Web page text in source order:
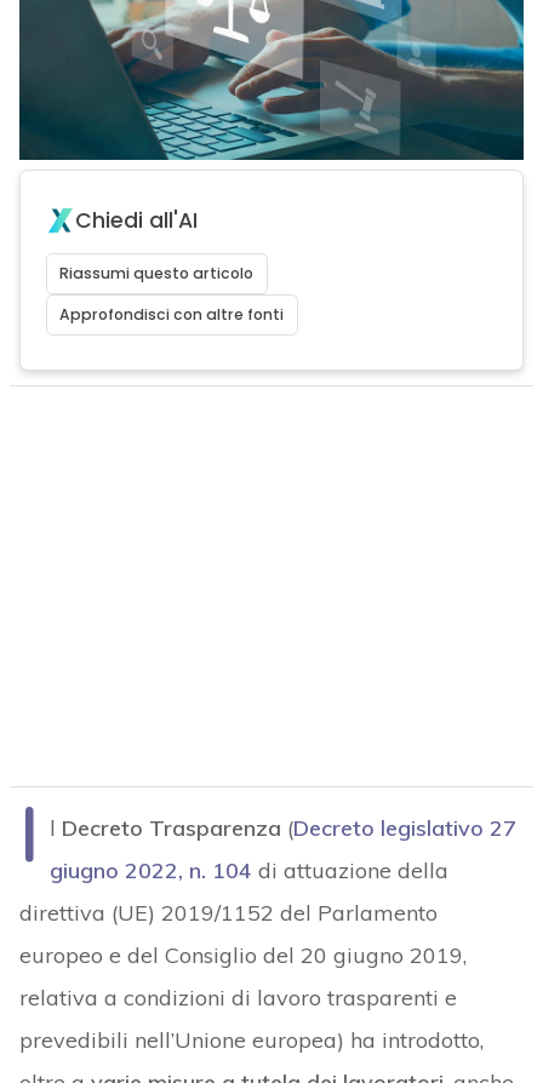
Chiedi all'AI
Riassumi questo articolo
Approfondisci con altre fonti
I l Decreto Trasparenza (Decreto legislativo 27
giugno 2022, n. 104 di attuazione della
direttiva (UE) 2019/1152 del Parlamento
europeo e del Consiglio del 20 giugno 2019,
relativa a condizioni di lavoro trasparenti e
prevedibili nell’Unione europea) ha introdotto,